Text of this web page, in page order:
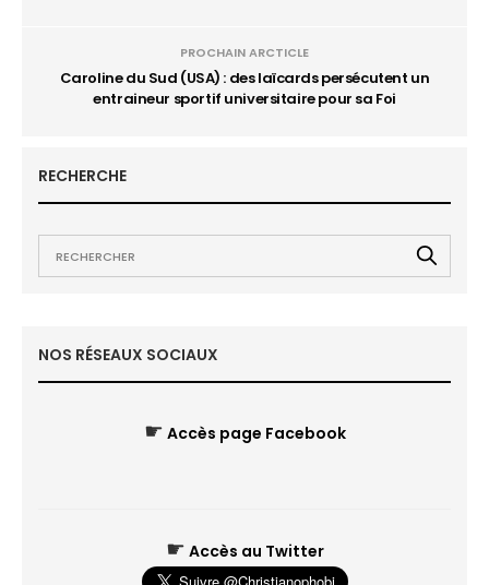
PROCHAIN ARCTICLE
Caroline du Sud (USA) : des laïcards persécutent un
entraineur sportif universitaire pour sa Foi
RECHERCHE
NOS RÉSEAUX SOCIAUX
☛ Accès page Facebook
☛ Accès au Twitter